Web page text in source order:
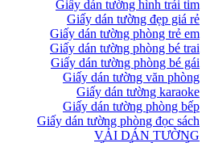
Giấy dán tường hình trái tim
Giấy dán tường đẹp giá rẻ
Giấy dán tường phòng trẻ em
Giấy dán tường phòng bé trai
Giấy dán tường phòng bé gái
Giấy dán tường văn phòng
Giấy dán tường karaoke
Giấy dán tường phòng bếp
Giấy dán tường phòng đọc sách
VẢI DÁN TƯỜNG